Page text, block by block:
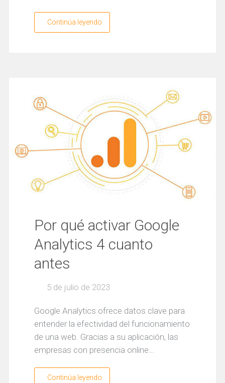
Continúa leyendo
Por qué activar Google
Analytics 4 cuanto
antes
5 de julio de 2023
Google Analytics ofrece datos clave para
entender la efectividad del funcionamiento
de una web. Gracias a su aplicación, las
empresas con presencia online…
Continúa leyendo